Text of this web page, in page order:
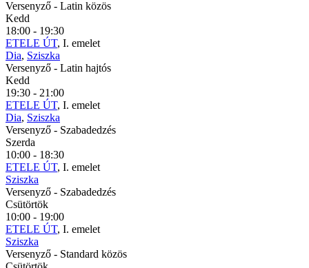
Versenyző - Latin közös
Kedd
18:00 - 19:30
ETELE ÚT, I. emelet
Dia, Sziszka
Versenyző - Latin hajtós
Kedd
19:30 - 21:00
ETELE ÚT, I. emelet
Dia, Sziszka
Versenyző - Szabadedzés
Szerda
10:00 - 18:30
ETELE ÚT, I. emelet
Sziszka
Versenyző - Szabadedzés
Csütörtök
10:00 - 19:00
ETELE ÚT, I. emelet
Sziszka
Versenyző - Standard közös